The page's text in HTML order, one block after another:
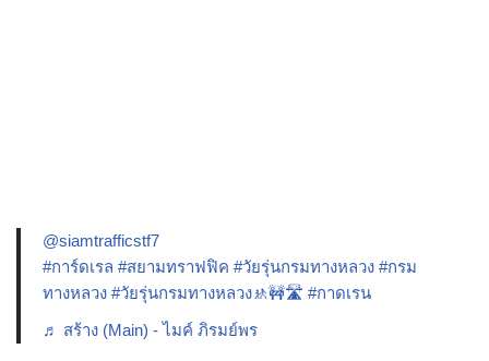
@siamtrafficstf7
#การ์ดเรล #สยามทราฟฟิค #วัยรุ่นกรมทางหลวง #กรม
ทางหลวง #วัยรุ่นกรมทางหลวง🚸🚧🛣️ #กาดเรน
♬ สร้าง (Main) - ไมค์ ภิรมย์พร